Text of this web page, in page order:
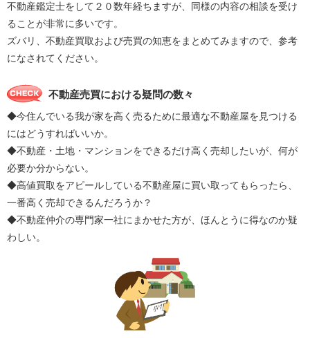
不動産鑑定士をして２０数年経ちますが、同様の内容の相談を受け
ることが非常に多いです。
ズバリ、不動産買取および売買の知恵をまとめてみますので、参考
になされてください。
不動産売買における疑問の数々
◆今住んでいる我が家を高く売るために最適な不動産屋を見つける
にはどうすればいいか。
◆不動産・土地・マンションをできるだけ高く売却したいが、何が
必要か分からない。
◆高値買取をアピールしている不動産屋に買い取ってもらったら、
一番高く売却できるんだろうか？
◆不動産仲介の専門家一社にまかせた方が、ほんとうに得なのか疑
わしい。